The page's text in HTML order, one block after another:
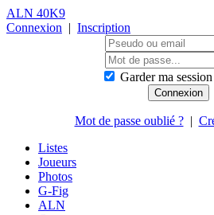
ALN 40K9
Connexion | Inscription
Garder ma
Mot de passe oublié ?|
Listes
Joueurs
Photos
G-Fig
ALN